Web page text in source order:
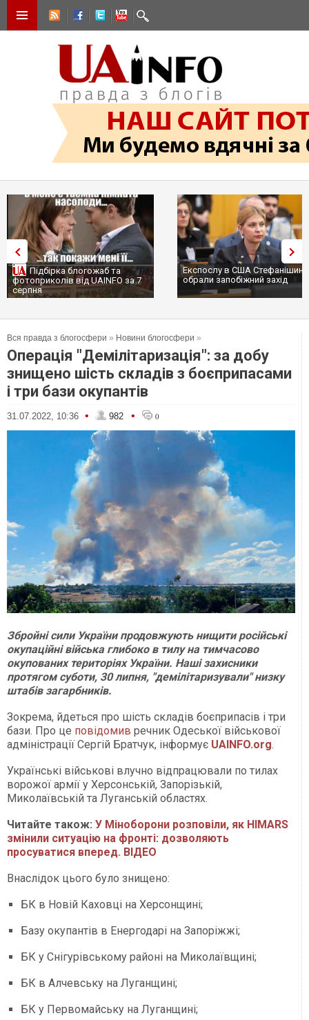
Підбірка блогожаб та
фотоприколів від UAINFO за 7
серпня
Експослу в США
обрали запобіжний захід
Вся правда з блогосфери » Новини блогосфери »
Операція "Демілітаризація": за добу
знищено шість складів з боєприпасами
і три бази окупантів
31.07.2022, 10:36 • 982 • 0
Збройні сили України продовжують нищити російські
окупаційні війська глибоко в тилу на тимчасово
окупованих територіях України. Наші захисники
протягом суботи, 30 липня, "демілітаризували" низку
штабів загарбників.
Зокрема, йдеться про шість складів боєприпасів і три
бази. Про це повідомив речник Одеської військової
адміністрації Сергій Братчук, інформує UAINFO.org.
Українські військові влучно відпрацювали по тилах
ворожої армії у Херсонській, Запорізькій,
Миколаївській та Луганській областях.
Читайте також: У Міноборони розповіли, як HIMARS
змінили ситуацію на фронті: дозволяють
просуватися вперед. ВІДЕО
Внаслідок цього було знищено:
БК в Новій Каховці на Херсонщині;
Базу окупантів в Енергодарі на Запоріжжі;
БК у Снігурівському районі на Миколаївщині;
БК в Алчевську на Луганщині;
БК у Первомайську на Луганщині;